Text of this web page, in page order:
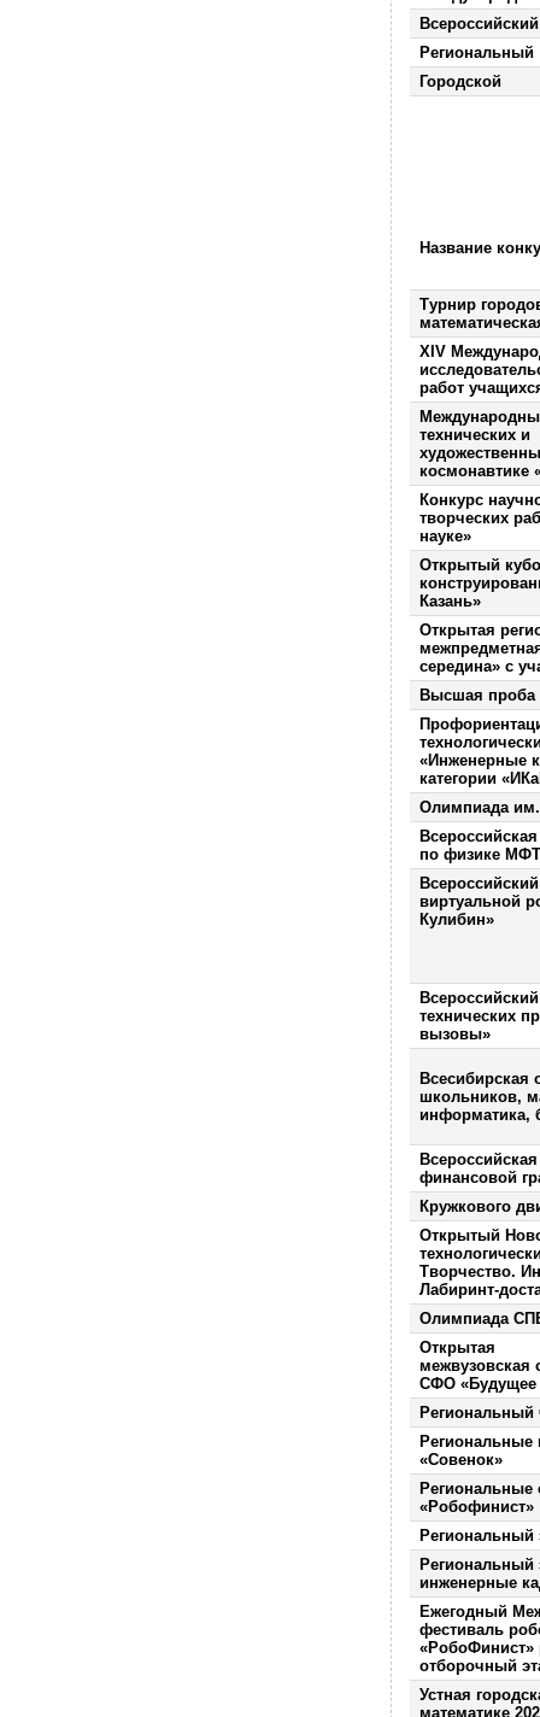
Всероссийский
Региональный
Городской
Название
Турнир
XIV
работ
технических и
космонавтике
Конкурс
творческих
науке»
Открытый
Казань»
Открытая
середина» с
Высшая проба
«Инженерные
категории
Олимпиада
по физике
виртуальной
Кулибин»
технических
вызовы»
Всесибирская
школьников,
информатика,
финансовой
Кружкового
Открытый
Творчество.
Лабиринт-
Олимпиада
Открытая
межвузовская
СФО «Будущее
Региональные
«Совенок»
Региональные
«Робофинист»
Региональный
инженерные
Ежегодный
фестиваль
«РобоФинист»
отборочный
Устная
математике